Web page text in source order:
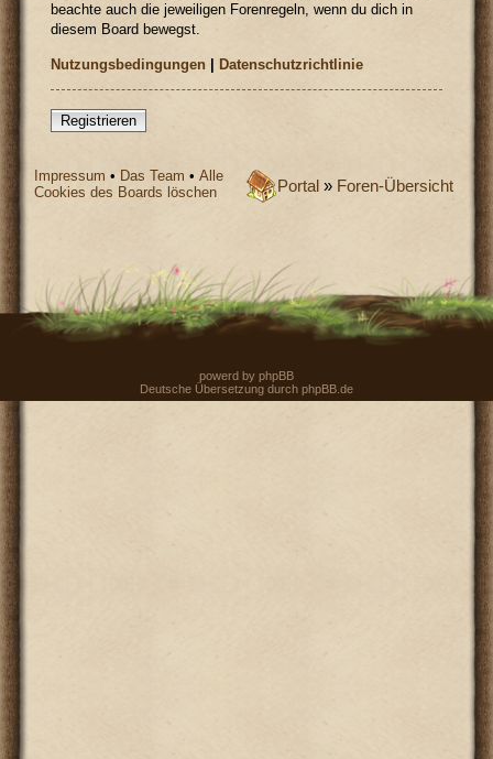
beachte auch die jeweiligen Forenregeln, wenn du dich in
diesem Board bewegst.
Nutzungsbedingungen |Datenschutzrichtlinie
Registrieren
Portal » Foren-Übersicht
Impressum • Das Team •Alle
Cookies des Boards löschen
powerd by phpBB
Deutsche Übersetzung durch phpBB.de